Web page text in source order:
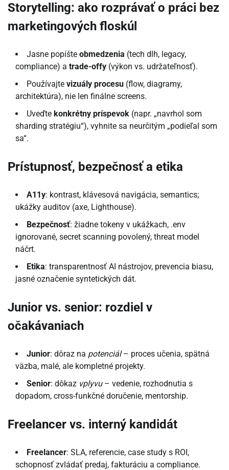
Storytelling: ako rozprávať o práci bez
marketingových floskúl
Jasne popíšte obmedzenia (tech dlh, legacy,
compliance) a trade-offy (výkon vs. udržateľnosť).
Používajte vizuály procesu (flow, diagramy,
architektúra), nie len finálne screens.
Uveďte konkrétny príspevok (napr. „navrhol som
sharding stratégiu“), vyhnite sa neurčitým „podieľal som
sa“.
Prístupnosť, bezpečnosť a etika
A11y: kontrast, klávesová navigácia, semantics;
ukážky auditov (axe, Lighthouse).
Bezpečnosť: žiadne tokeny v ukážkach, .env
ignorované, secret scanning povolený, threat model
náčrt.
Etika: transparentnosť AI nástrojov, prevencia biasu,
jasné označenie syntetických dát.
Junior vs. senior: rozdiel v
očakávaniach
Junior: dôraz na potenciál– proces učenia, spätná
väzba, malé, ale kompletné projekty.
Senior: dôkaz vplyvu– vedenie, rozhodnutia s
dopadom, cross-funkčné doručenie, mentorship.
Freelancer vs. interný kandidát
Freelancer: SLA, referencie, case study s ROI,
schopnosť zvládať predaj, fakturáciu a compliance.